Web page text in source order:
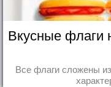
Вкусные флаги
Все флаги сложены